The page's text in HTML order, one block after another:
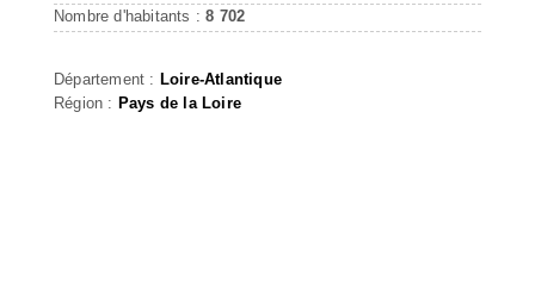
Nombre d'habitants :8 702
Département : Loire-Atlantique
Région : Pays de la Loire